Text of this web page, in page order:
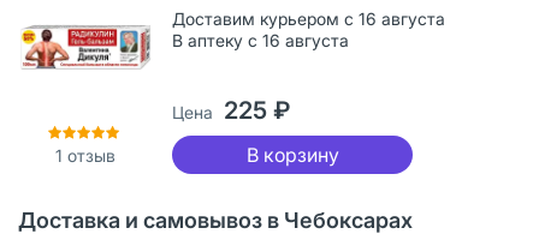
1 отзыв
Доставим курьером с 16 августа
В аптеку с 16 августа
Цена 225 ₽
В корзину
Доставка и самовывоз в Чебоксарах